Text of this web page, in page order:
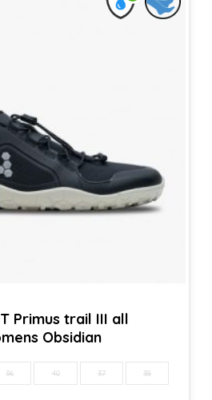
Primus trail III all
Obsidian
36 40 37 38